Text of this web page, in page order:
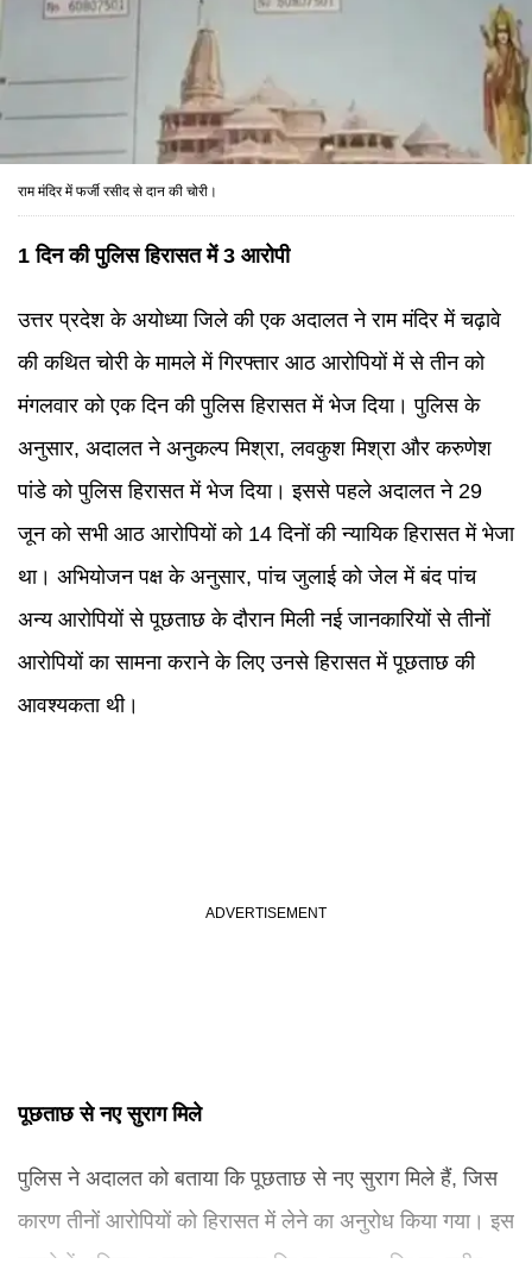
राम मंदिर में फर्जी रसीद से दान की चोरी।
1 दिन की पुलिस हिरासत में 3 आरोपी
उत्तर प्रदेश के अयोध्या जिले की एक अदालत ने राम मंदिर में चढ़ावे
की कथित चोरी के मामले में गिरफ्तार आठ आरोपियों में से तीन को
मंगलवार को एक दिन की पुलिस हिरासत में भेज दिया। पुलिस के
अनुसार, अदालत ने अनुकल्प मिश्रा, लवकुश मिश्रा और करुणेश
पांडे को पुलिस हिरासत में भेज दिया। इससे पहले अदालत ने 29
जून को सभी आठ आरोपियों को 14 दिनों की न्यायिक हिरासत में भेजा
था। अभियोजन पक्ष के अनुसार, पांच जुलाई को जेल में बंद पांच
अन्य आरोपियों से पूछताछ के दौरान मिली नई जानकारियों से तीनों
आरोपियों का सामना कराने के लिए उनसे हिरासत में पूछताछ की
आवश्यकता थी।
पूछताछ से नए सुराग मिले
पुलिस ने अदालत को बताया कि पूछताछ से नए सुराग मिले हैं, जिस
कारण तीनों आरोपियों को हिरासत में लेने का अनुरोध किया गया। इस